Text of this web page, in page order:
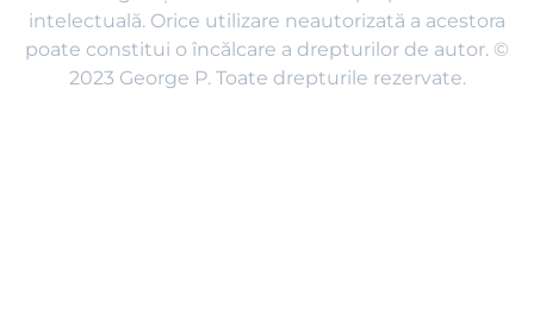
intelectuală. Orice utilizare neautorizată a acestora
poate constitui o încălcare a drepturilor de autor. ©
2023 George P. Toate drepturile rezervate.